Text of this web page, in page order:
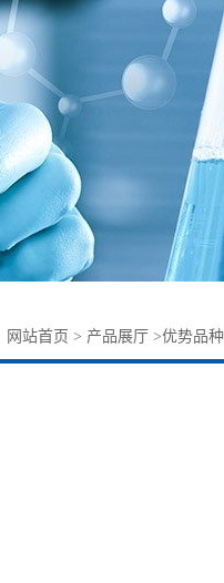
网站首页 > 产品展厅 >优势品种